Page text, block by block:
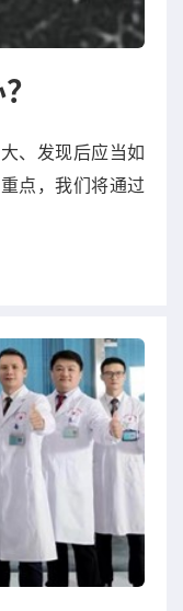
、发现后应当如
点，我们将通过